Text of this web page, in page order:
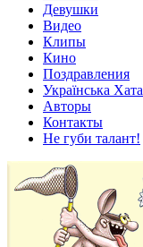
Девушки
Видео
Клипы
Кино
Поздравления
Українська Хата
Авторы
Контакты
Не губи талант!